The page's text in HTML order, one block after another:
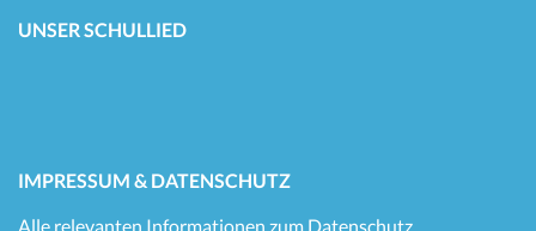
UNSER SCHULLIED
IMPRESSUM & DATENSCHUTZ
Alle relevanten Informationen zum Datenschutz,